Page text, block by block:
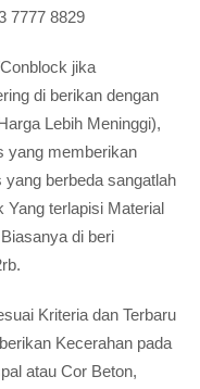
7777 8829
jika
di berikan dengan
Lebih Meninggi),
yang memberikan
yang berbeda sangatlah
Yang terlapisi Material
di beri
Kriteria dan Terbaru
Kecerahan pada
atau Cor Beton,